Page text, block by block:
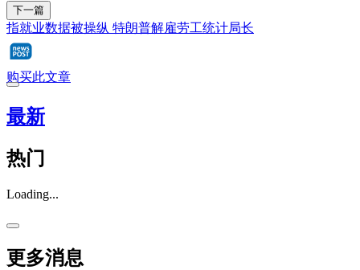
下一篇
指就业数据被操纵 特朗普解雇劳工统计局长
购买此文章
最新
热门
Loading...
更多消息